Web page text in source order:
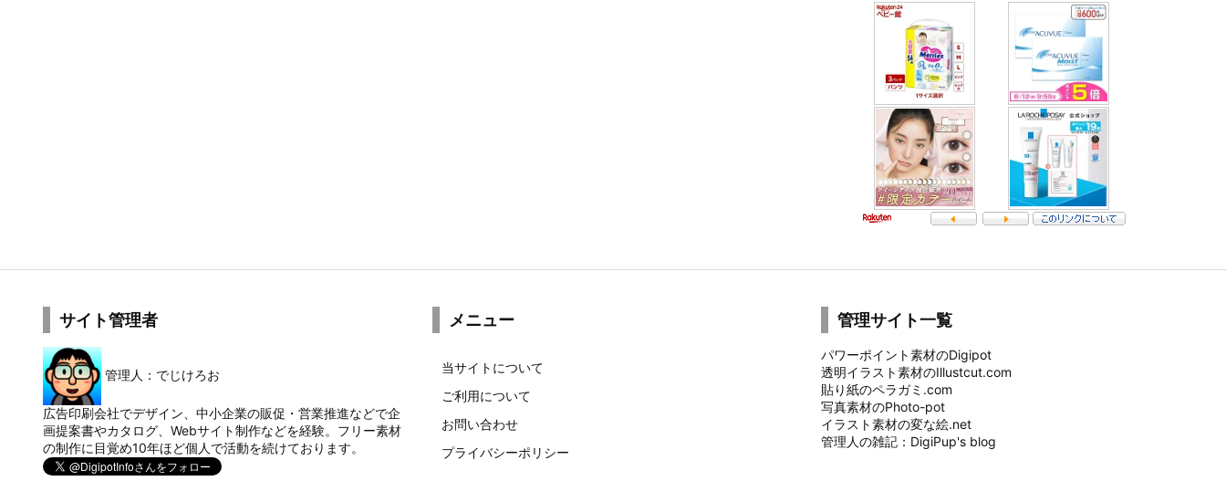
サイト管理者
管理人：でじけろお
広告印刷会社でデザイン、中小企業の販促・営業推進などで企
画提案書やカタログ、Webサイト制作などを経験。フリー素材
の制作に目覚め10年ほど個人で活動を続けております。
メニュー
当サイトについて
ご利用について
お問い合わせ
プライバシーポリシー
管理サイト一覧
パワーポイント素材のDigipot
透明イラスト素材のIllustcut.com
貼り紙のペラガミ.com
写真素材のPhoto-pot
イラスト素材の変な絵.net
管理人の雑記：DigiPup's blog